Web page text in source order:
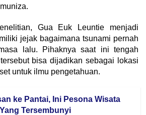
Gua Euk Leuntie menjadi
jejak bagaimana tsunami pernah
lalu. Pihaknya saat ini tengah
bisa dijadikan sebagai lokasi
untuk ilmu pengetahuan.
ke Pantai, Ini Pesona Wisata
Tersembunyi